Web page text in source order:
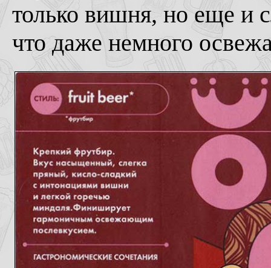
только вишня, но еще и
что даже немного